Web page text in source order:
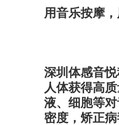
用音乐按摩
深圳体感音
人体获得高
液、细胞等
密度，矫正